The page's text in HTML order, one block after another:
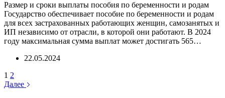
Размер и сроки выплаты пособия по беременности и родам
Государство обеспечивает пособие по беременности и родам
для всех застрахованных работающих женщин, самозанятых и
ИП независимо от отрасли, в которой они работают. В 2024
году максимальная сумма выплат может достигать 565…
22.05.2024
1 2
Далее